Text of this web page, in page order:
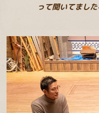
って聞いてました